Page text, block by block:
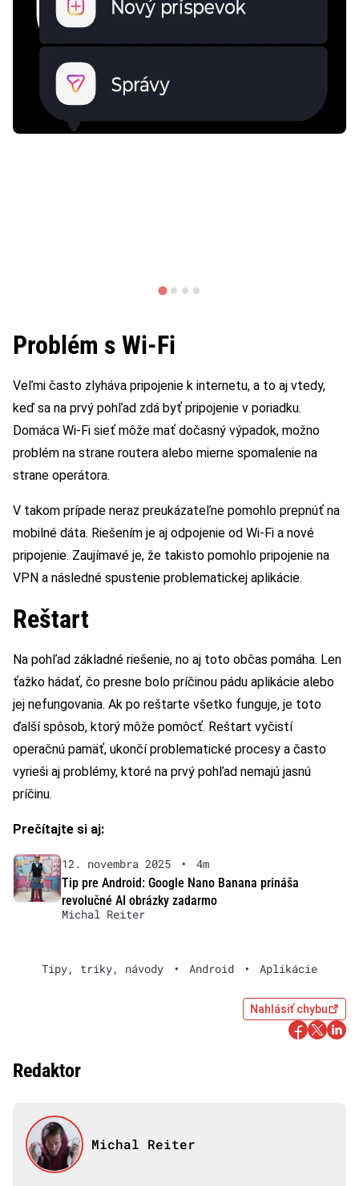
Problém s Wi-Fi
Veľmi často zlyháva pripojenie k internetu, a to aj vtedy,
keď sa na prvý pohľad zdá byť pripojenie v poriadku.
Domáca Wi-Fi sieť môže mať dočasný výpadok, možno
problém na strane routera alebo mierne spomalenie na
strane operátora.
V takom prípade neraz preukázateľne pomohlo prepnúť na
mobilné dáta. Riešením je aj odpojenie od Wi-Fi a nové
pripojenie. Zaujímavé je, že takisto pomohlo pripojenie na
VPN a následné spustenie problematickej aplikácie.
Reštart
Na pohľad základné riešenie, no aj toto občas pomáha. Len
ťažko hádať, čo presne bolo príčinou pádu aplikácie alebo
jej nefungovania. Ak po reštarte všetko funguje, je toto
ďalší spôsob, ktorý môže pomôcť. Reštart vyčistí
operačnú pamäť, ukončí problematické procesy a často
vyrieši aj problémy, ktoré na prvý pohľad nemajú jasnú
príčinu.
Prečítajte si aj:
12. novembra 2025 •
4m
Tip pre Android: Google Nano Banana prináša
revolučné AI obrázky zadarmo
Michal Reiter
Tipy, triky, návody • Android • Aplikácie
Nahlásiť chybu
Redaktor
Michal Reiter